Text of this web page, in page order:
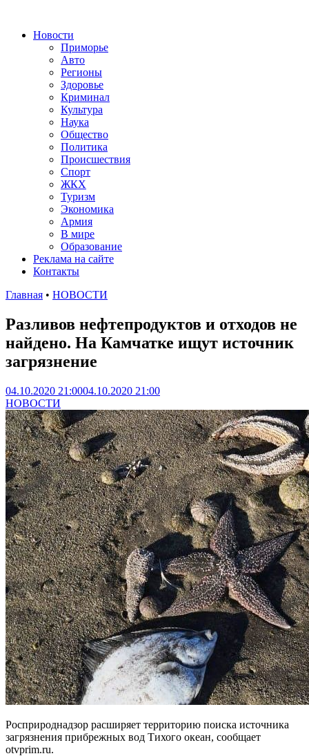
Новости
Приморье
Авто
Регионы
Здоровье
Криминал
Культура
Наука
Общество
Политика
Происшествия
Спорт
ЖКХ
Туризм
Экономика
Армия
В мире
Образование
Реклама на сайте
Контакты
Главная • НОВОСТИ
Разливов нефтепродуктов и отходов не
найдено. На Камчатке ищут источник
загрязнение
04.10.2020 21:0004.10.2020 21:00
НОВОСТИ
Росприроднадзор расширяет территорию поиска источника
загрязнения прибрежных вод Тихого океан, сообщает
otvprim.ru.